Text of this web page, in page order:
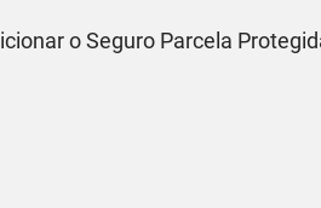
o Seguro Parcela